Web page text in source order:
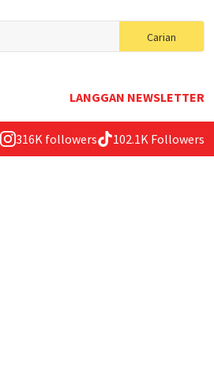
Carian
for:
LANGGAN NEWSLETTER
316K followers 102.1K Followers